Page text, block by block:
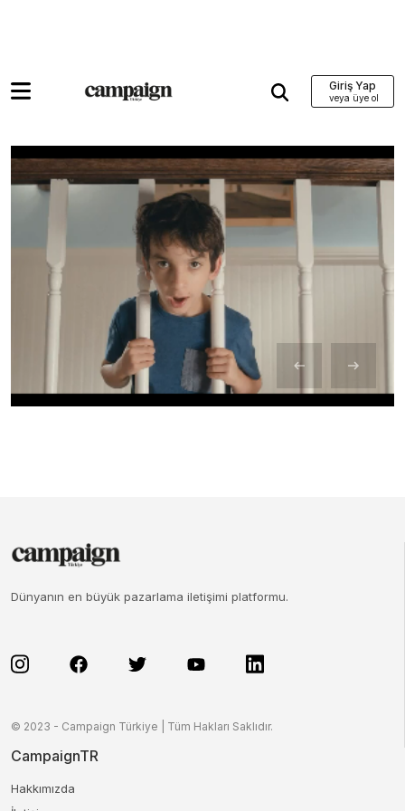
Giriş Yap
Dünyanın en büyük pazarlama iletişimi platformu.
© 2023 - Campaign Türkiye | Tüm Hakları Saklıdır.
CampaignTR
Hakkımızda